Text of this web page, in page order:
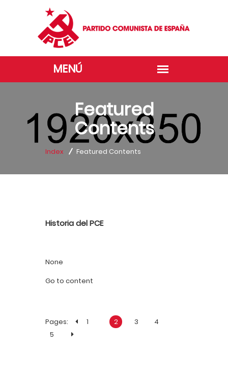
Featured
Contents
Index Featured Contents
Historia del PCE
None
Go to content
Pages: 1 2 3
4
5